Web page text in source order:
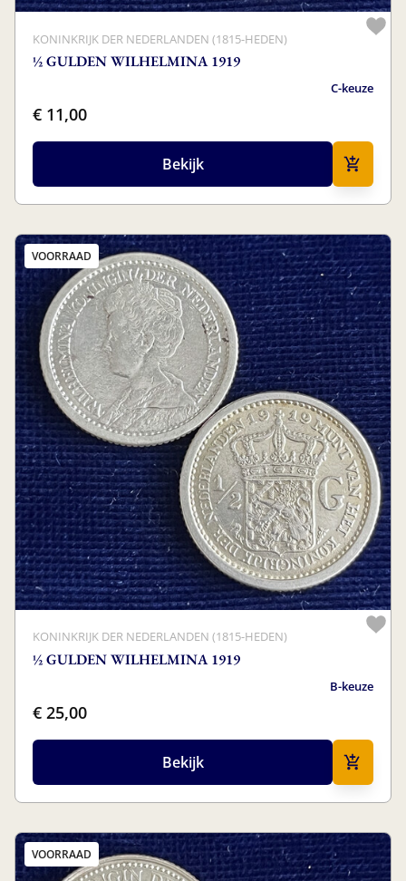
KONINKRIJK DER NEDERLANDEN (1815-HEDEN)
½ GULDEN WILHELMINA 1919
C-keuze
€ 11,00
Bekijk
VOORRAAD
KONINKRIJK DER NEDERLANDEN (1815-HEDEN)
½ GULDEN WILHELMINA 1919
B-keuze
€ 25,00
Bekijk
VOORRAAD